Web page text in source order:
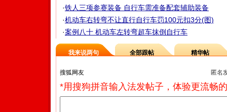
·铁人三项参赛装备 自行车需准备配套辅助装备
·机动车右转弯不让直行自行车罚100元扣3分(图)
·案例八十 机动车左转弯超车抹倒自行车
我来说两句 全部跟帖 精华帖
匿名
*用搜狗拼音输入法发帖子，体验更流畅